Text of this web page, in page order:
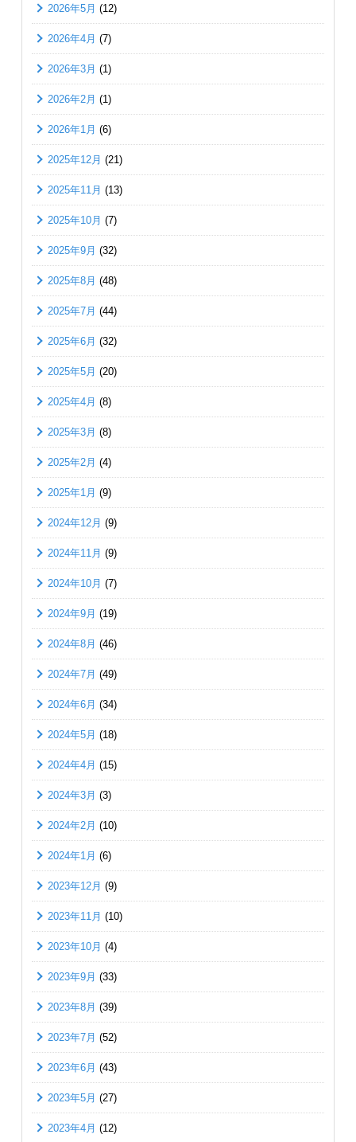
2026年5月 (12)
2026年4月 (7)
2026年3月 (1)
2026年2月 (1)
2026年1月 (6)
2025年12月 (21)
2025年11月 (13)
2025年10月 (7)
2025年9月 (32)
2025年8月 (48)
2025年7月 (44)
2025年6月 (32)
2025年5月 (20)
2025年4月 (8)
2025年3月 (8)
2025年2月 (4)
2025年1月 (9)
2024年12月 (9)
2024年11月 (9)
2024年10月 (7)
2024年9月 (19)
2024年8月 (46)
2024年7月 (49)
2024年6月 (34)
2024年5月 (18)
2024年4月 (15)
2024年3月 (3)
2024年2月 (10)
2024年1月 (6)
2023年12月 (9)
2023年11月 (10)
2023年10月 (4)
2023年9月 (33)
2023年8月 (39)
2023年7月 (52)
2023年6月 (43)
2023年5月 (27)
2023年4月 (12)